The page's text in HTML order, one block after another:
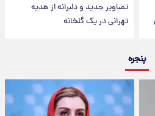
تصاویر جدید و دلبرانه از هدیه
تهرانی در یک گلخانه
پنجره